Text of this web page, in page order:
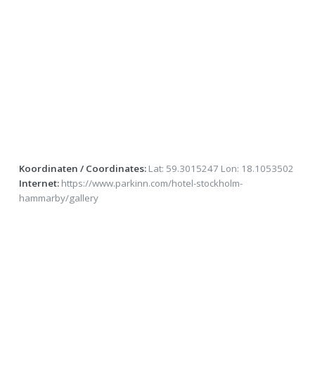
Koordinaten / Coordinates:Lat: 59.3015247 Lon: 18.1053502
Internet:https://www.parkinn.com/hotel-stockholm-
hammarby/gallery